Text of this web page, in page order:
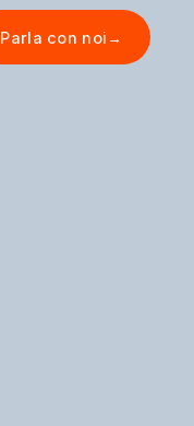
Parla con noi→